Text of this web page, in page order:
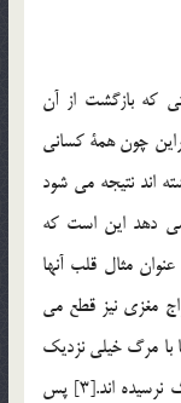
كه بازگشت از آن
چون همة‌ كساني
اند نتيجه مي شود
مي دهد اين است كه
مثال قلب آنها
مغزي نيز قطع مي
با مرگ خيلي نزديك
هستند امّا از لحاظ تعريف كلاسيك آنها هنوز به مرگ نرسيده اند.[3] پس